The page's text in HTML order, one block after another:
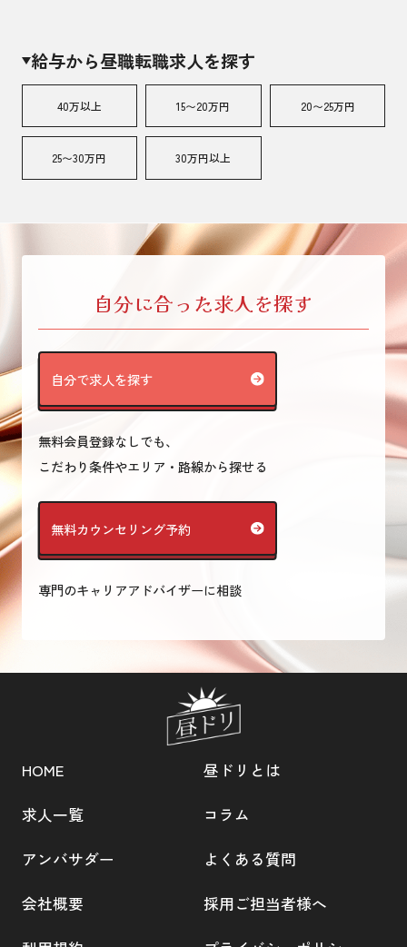
給与から昼職転職求人を探す
40万以上 15〜20万円 20〜25万円
25〜30万円 30万円以上
自分に合った求人を探す
自分で求人を探す
無料会員登録なしでも、
こだわり条件やエリア・路線から探せる
無料カウンセリング予約
専門のキャリアアドバイザーに相談
HOME 昼ドリとは
求人一覧 コラム
アンバサダー よくある質問
会社概要 採用ご担当者様へ